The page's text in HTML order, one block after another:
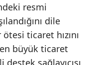
resmi
dile
ticaret hızını
en büyük ticaret
sağlayıcısı